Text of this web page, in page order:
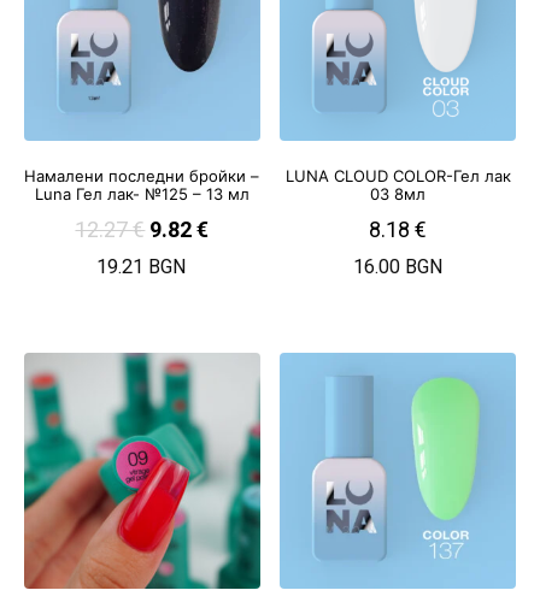
Намалени последни бройки –
Luna Гел лак- №125 – 13 мл
12.27€ 9.82€
19.21 BGN
LUNA CLOUD COLOR-Гел лак
03 8мл
8.18€
16.00 BGN